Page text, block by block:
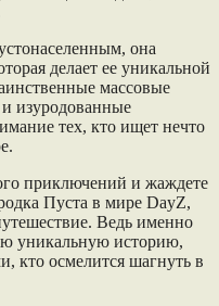
она
делает ее уникальной
массовые
изуродованные
тех, кто ищет нечто
приключений и жаждете
Пуста в мире DayZ,
Ведь именно
уникальную историю,
кто осмелится шагнуть в